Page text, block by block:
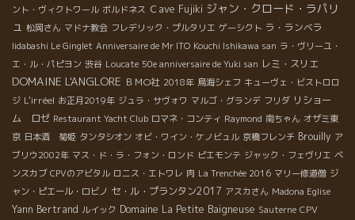
ーにも蔓がひっかからないよう、最大限の注意を払っています。
ちなみに土壌はグラニット・ローズ（ピンク色の花崗岩）。 ジャ
ン・クロードさんとお仕事がひと段落した従業員の方々と、わい
わい歓談した後は、ジャン・クロードさんのおうちのお庭でテイ
スティング。 美しいブドウ畑が目の前に広がるテラスは素敵の一
言。 こんなお庭のある家にいつか住んでみたい！と夢がふくらむ
景色です。 試飲 オー・フォート Eau Forte 2014 お水のように
すいすいと飲めてしまう、バランスがピカ一の一本。ガメイ100%
のはずなのに、ピノっている上品な味わいです。 ジャン・クロー
ドさんの繊細な人柄が表れているようです。 ブリュイ Brouilly ボ
ルドー型のボトルに入ったこちらはタンニンがしっかりと主張し
てくる一本。１０ヶ月の樽内熟成を経て、2014年7月に瓶詰した
ント・ヴィクトワール ボルドネス Ｃave Fujiki ジャン・クロード・ラパリ
ュ 松岡さん マドナ教会 フレデリック・プルタリエ ゲーシクト ラ・ランベラ
Iidabashi Le Ginglet Anniversaire de Mr ITO Kouchi Ishikawa san ラ・ヴリーユ・
エ・ル・パピヨン 渋谷 Loucate 50e anniversaire de Yuki san レミ・スリエ
DOMAINE L'ANGLORE ＢＭО社 2018年 鳥海シェフ キューヴェ・ビストロロ
ジ L'irréel お正月2019年 ジュラ・サヴォワ マルゴ・グランデ フリダ リショー
ム ロゼ Restaurant Yacht Club ロマネ・コンティ Raymond 南ちゃん オザミ東
京 日本酒 菊姫 タンタシオン オビ・ワイン・ケノビュル 京橋フレンチ Brouilly ア
ブリウ2002年 マス・ド・ラ・フォン・ロンド ピエモンテ ジャック・フェヴリエ ベ
ンスカブ CPVのアビタル ロニス・エトワレ 肉 La Trenchée 2016 マリー修道僧 ジ
ャン・ピエール・ロビノ セ・ル・プランタン2017 アスカさん Madona Eglise
Yann Bertrand ルイック Domaine La Petite Baigneuse Sauterne CPV